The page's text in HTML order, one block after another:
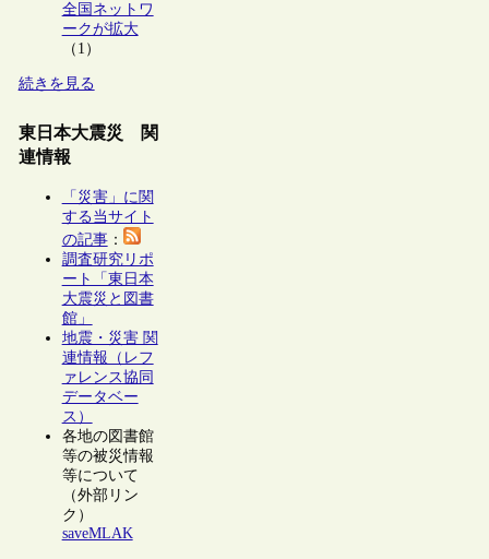
全国ネットワ
ークが拡大
（1）
続きを見る
東日本大震災 関
連情報
「災害」に関
する当サイト
の記事：
調査研究リポ
ート「東日本
大震災と図書
館」
地震・災害 関
連情報（レフ
ァレンス協同
データベー
ス）
各地の図書館
等の被災情報
等について
（外部リン
ク）
saveMLAK